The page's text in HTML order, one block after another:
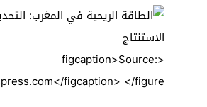
<figcaption>Source:
figcaption> </figure>